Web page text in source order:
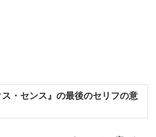
ス・センス』の最後のセリフの意